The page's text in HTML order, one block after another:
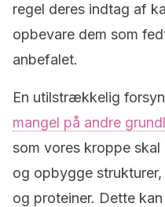
regel deres indtag af
opbevare dem som
anbefalet.
En utilstrækkelig
mangel på andre
som vores kroppe
og opbygge strukturer,
og proteiner. Dette